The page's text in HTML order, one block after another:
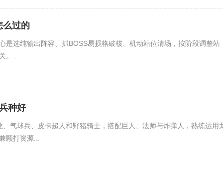
么过的
是选纯输出阵容、抓BOSS易损格破核、机动站位清场，按阶段调整站
。...
种好
气球兵、皮卡超人和野猪骑士，搭配巨人、法师与炸弹人，熟练运用
顾打资源...